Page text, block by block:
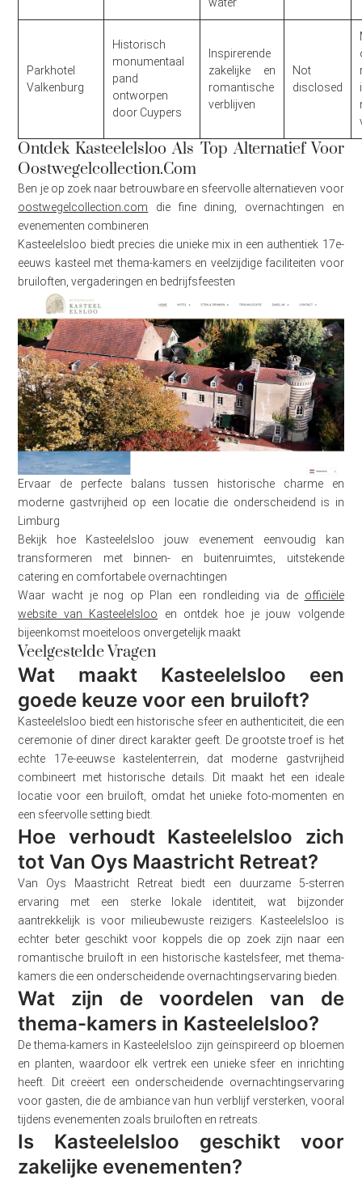
water
Parkhotel
Valkenburg
Historisch
monumentaal
pand
ontworpen
door Cuypers
Inspirerende
zakelijke en
romantische
verblijven
Not
disclosed
Ontdek Kasteelelsloo Als Top Alternatief Voor
Oostwegelcollection.com
Ben je op zoek naar betrouwbare en sfeervolle alternatieven voor
oostwegelcollection.com die fine dining, overnachtingen en
evenementen combineren
Kasteelelsloo biedt precies die unieke mix in een authentiek 17e-
eeuws kasteel met thema-kamers en veelzijdige faciliteiten voor
bruiloften, vergaderingen en bedrijfsfeesten
Ervaar de perfecte balans tussen historische charme en
moderne gastvrijheid op een locatie die onderscheidend is in
Limburg
Bekijk hoe Kasteelelsloo jouw evenement eenvoudig kan
transformeren met binnen- en buitenruimtes, uitstekende
catering en comfortabele overnachtingen
Waar wacht je nog op Plan een rondleiding via de officiële
website van Kasteelelsloo en ontdek hoe je jouw volgende
bijeenkomst moeiteloos onvergetelijk maakt
Veelgestelde Vragen
Wat maakt Kasteelelsloo een
goede keuze voor een bruiloft?
Kasteelelsloo biedt een historische sfeer en authenticiteit, die een
ceremonie of diner direct karakter geeft. De grootste troef is het
echte 17e-eeuwse kastelenterrein, dat moderne gastvrijheid
combineert met historische details. Dit maakt het een ideale
locatie voor een bruiloft, omdat het unieke foto-momenten en
een sfeervolle setting biedt.
Hoe verhoudt Kasteelelsloo zich
tot Van Oys Maastricht Retreat?
Van Oys Maastricht Retreat biedt een duurzame 5-sterren
ervaring met een sterke lokale identiteit, wat bijzonder
aantrekkelijk is voor milieubewuste reizigers. Kasteelelsloo is
echter beter geschikt voor koppels die op zoek zijn naar een
romantische bruiloft in een historische kastelsfeer, met thema-
kamers die een onderscheidende overnachtingservaring bieden.
Wat zijn de voordelen van de
thema-kamers in Kasteelelsloo?
De thema-kamers in Kasteelelsloo zijn geïnspireerd op bloemen
en planten, waardoor elk vertrek een unieke sfeer en inrichting
heeft. Dit creëert een onderscheidende overnachtingservaring
voor gasten, die de ambiance van hun verblijf versterken, vooral
tijdens evenementen zoals bruiloften en retreats.
Is Kasteelelsloo geschikt voor
zakelijke evenementen?